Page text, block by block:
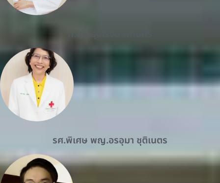
ศ.นพ.รุ่งโรจน์ พิทยศิริ
รศ.พิเศษ พญ.อรอุมา ชุติเนตร